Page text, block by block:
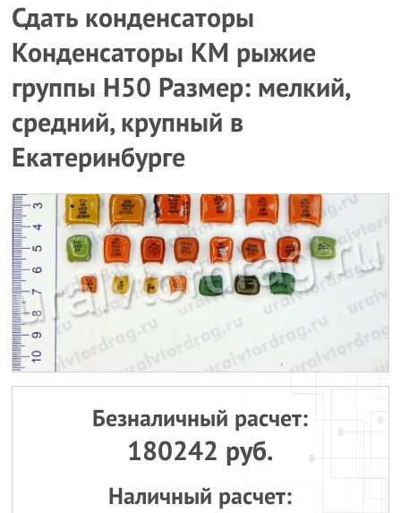
Сдать конденсаторы
Конденсаторы КМ рыжие
группы Н50 Размер: мелкий,
средний, крупный в
Екатеринбурге
Безналичный расчет:
180242 руб.
Наличный расчет: